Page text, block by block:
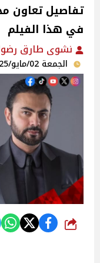
تفاصيل تعاون
في هذا الفيلم
نشوى طارق
الجمعة 02/مايو/2025 - 01:43 م
شارك